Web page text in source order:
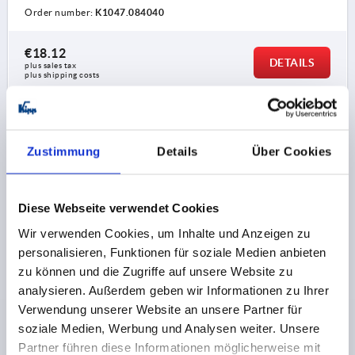
Zustimmung Details Über Cookies
Diese Webseite verwendet Cookies
Wir verwenden Cookies, um Inhalte und Anzeigen zu
personalisieren, Funktionen für soziale Medien anbieten
zu können und die Zugriffe auf unsere Website zu
analysieren. Außerdem geben wir Informationen zu Ihrer
Verwendung unserer Website an unsere Partner für
soziale Medien, Werbung und Analysen weiter. Unsere
Partner führen diese Informationen möglicherweise mit
Order number: K1047.084040
€18.12
plus sales tax
plus shipping costs
DETAILS
ANGLE ALUMINIUM, TYPE I, BN=8
TYPE=I FOR SLOT=8 VERSION=40 X 80
Order number: K1047.084080
€21.35